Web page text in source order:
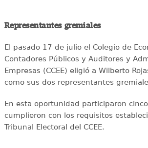
Representantes gremiales
El pasado 17 de julio el Colegio de
Contadores Públicos y Auditores y
Empresas (CCEE) eligió a Wilberto
como sus dos representantes
En esta oportunidad participaron
cumplieron con los requisitos
Tribunal Electoral del CCEE.